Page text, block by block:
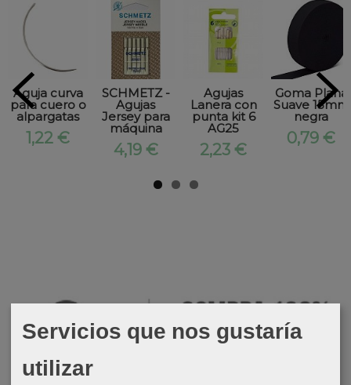
Aguja curva
para cuero o
alpargatas
1,22 €
SCHMETZ -
Agujas
Jersey para
máquina
4,19 €
Agujas
Lanera con
punta kit 6
AG25
2,23 €
Goma Plana
Suave 15mm
negra
0,79 €
Servicios que nos gustaría
utilizar